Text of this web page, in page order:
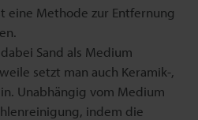
eine Methode zur Entfernung
Sand als Medium
setzt man auch Keramik-,
Unabhängig vom Medium
indem die